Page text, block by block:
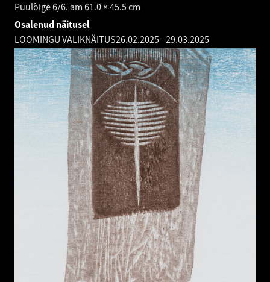
Puulõige 6/6. am 61.0 × 45.5 cm
Osalenud näitusel
LOOMINGU VALIKNÄITUS26.02.2025-29.03.2025